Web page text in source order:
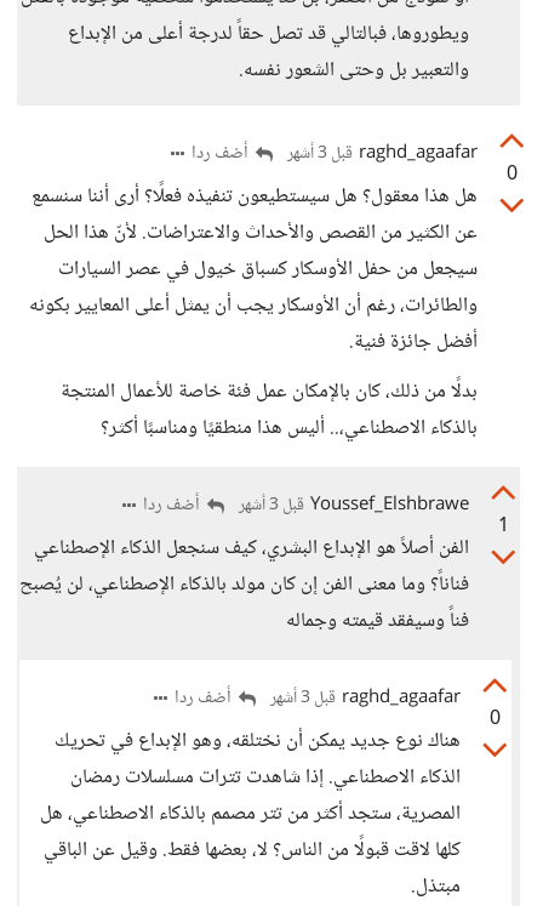
ويطوروها، فبالتالي قد تصل حقاً لدرجة أعلى من الإبداع
والتعبير بل وحتى الشعور نفسه.
0
raghd_agaafar قبل 3 أشهر أضف ردا
هل هذا معقول؟ هل سيستطيعون تنفيذه فعلًا؟ أرى أننا سنسمع
عن الكثير من القصص والأحداث والاعتراضات. لأنّ هذا الحل
سيجعل من حفل الأوسكار كسباق خيول في عصر السيارات
والطائرات، رغم أن الأوسكار يجب أن يمثل أعلى المعايير بكونه
أفضل جائزة فنية.
بدلًا من ذلك، كان بالإمكان عمل فئة خاصة للأعمال المنتجة
بالذكاء الاصطناعي،.. أليس هذا منطقيًا ومناسبًا أكثر؟
1
Youssef_Elshbrawe قبل 3 أشهر أضف ردا
الفن أصلاً هو الإبداع البشري، كيف سنجعل الذكاء الإصطناعي
فناناً؟ وما معنى الفن إن كان مولد بالذكاء الإصطناعي، لن يُصبح
فناً وسيفقد قيمته وجماله
0
raghd_agaafar قبل 3 أشهر أضف ردا
هناك نوع جديد يمكن أن نختلقه، وهو الإبداع في تحريك
الذكاء الاصطناعي. إذا شاهدت تترات مسلسلات رمضان
المصرية، ستجد أكثر من تتر مصمم بالذكاء الاصطناعي، هل
كلها لاقت قبولًا من الناس؟ لا، بعضها فقط. وقيل عن الباقي
مبتذل.